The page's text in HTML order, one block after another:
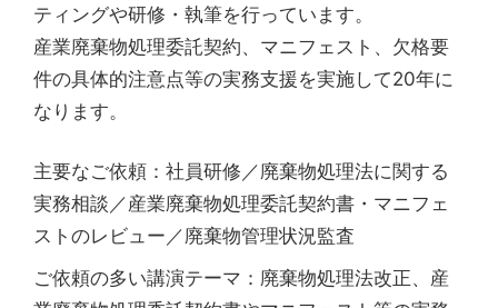
ティングや研修・執筆を行っています。
産業廃棄物処理委託契約、マニフェスト、欠格要
件の具体的注意点等の実務支援を実施して20年に
なります。
主要なご依頼：社員研修／廃棄物処理法に関する
実務相談／産業廃棄物処理委託契約書・マニフェ
ストのレビュー／廃棄物管理状況監査
ご依頼の多い講演テーマ：廃棄物処理法改正、産